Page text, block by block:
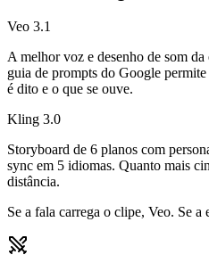
Veo 3.1
A melhor voz e desenho de som
guia de prompts do Google
é dito e o que se ouve.
Kling 3.0
Storyboard de 6 planos com
sync em 5 idiomas. Quanto mais
distância.
Se a fala carrega o clipe, Veo. Se